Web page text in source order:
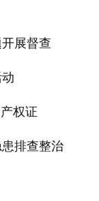
展督查
权证
排查整治